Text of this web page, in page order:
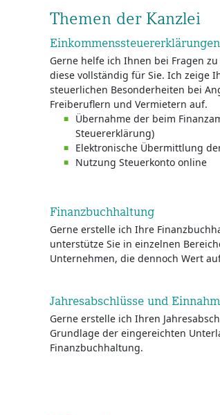
Themen der Kanzlei
Einkommenssteuererklärungen
Gerne helfe ich Ihnen bei Fragen
diese vollständig für Sie. Ich zeige
steuerlichen Besonderheiten bei
Freiberuflern und Vermietern auf.
Übernahme der beim
Steuererklärung)
Elektronische Übermittlung
Nutzung Steuerkonto online
Finanzbuchhaltung
Gerne erstelle ich Ihre
unterstütze Sie in einzelnen
Unternehmen, die dennoch Wert
Jahresabschlüsse und
Gerne erstelle ich Ihren
Grundlage der eingereichten
Finanzbuchhaltung.